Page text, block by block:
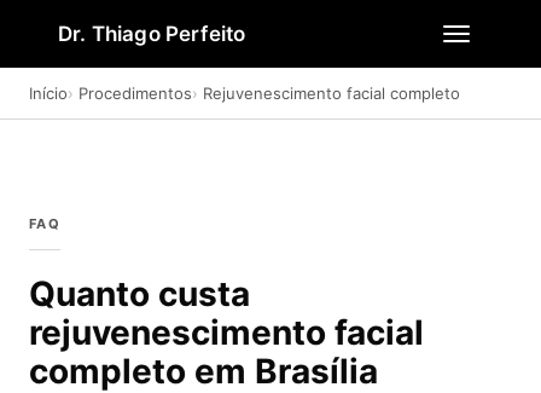
Dr. Thiago Perfeito
Início Procedimentos Rejuvenescimento facial completo
FAQ
Quanto custa
rejuvenescimento facial
completo em Brasília